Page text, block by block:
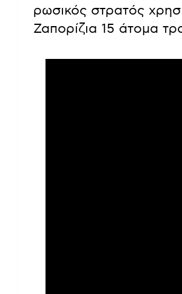
ρωσικός στρατός
Ζαπορίζια 15 άτομα